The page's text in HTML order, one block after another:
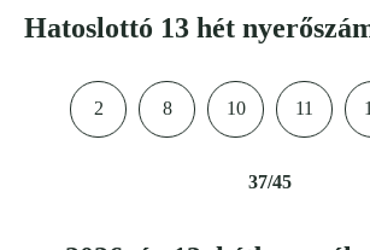
Hatoslottó 13 hét
2 8 10 11
37/45